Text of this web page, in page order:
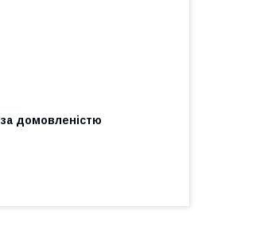
за домовленістю